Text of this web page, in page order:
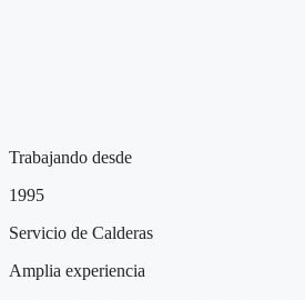
Trabajando desde
1995
Servicio de Calderas
Amplia experiencia